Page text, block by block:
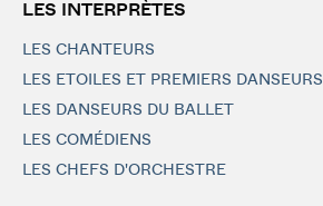
LES INTERPRÈTES
LES CHANTEURS
LES ETOILES ET PREMIERS DANSEURS
LES DANSEURS DU BALLET
LES COMÉDIENS
LES CHEFS D'ORCHESTRE